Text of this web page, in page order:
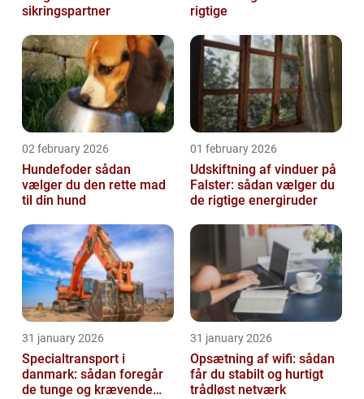
sikringspartner
rigtige
02 february 2026
Hundefoder sådan
vælger du den rette mad
til din hund
01 february 2026
Udskiftning af vinduer på
Falster: sådan vælger du
de rigtige energiruder
31 january 2026
Specialtransport i
danmark: sådan foregår
de tunge og krævende
31 january 2026
Opsætning af wifi: sådan
får du stabilt og hurtigt
trådløst netværk